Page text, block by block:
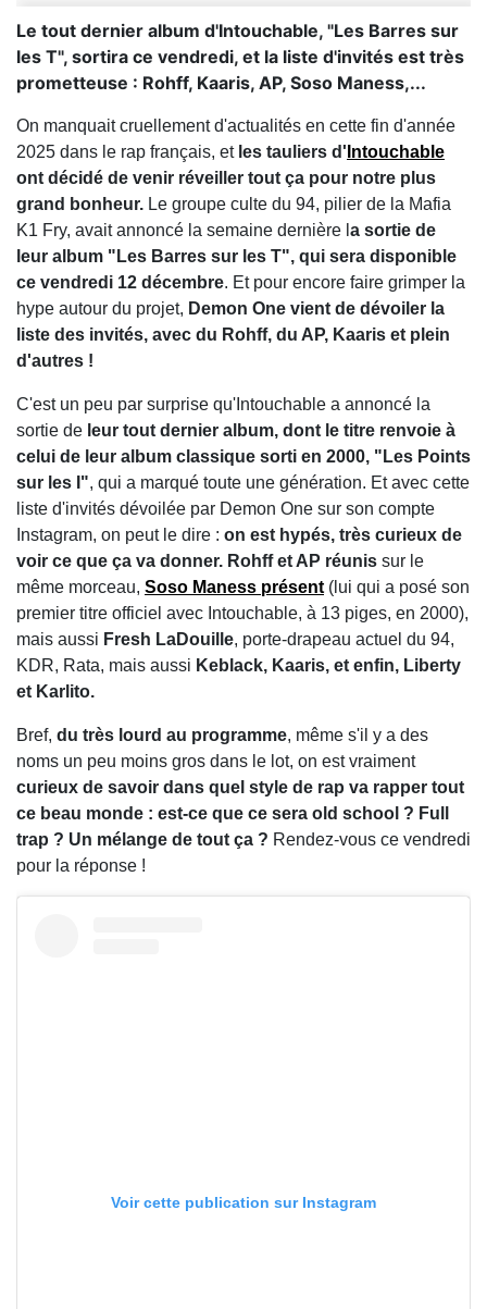
Le tout dernier album d'Intouchable, "Les Barres sur
les T", sortira ce vendredi, et la liste d'invités est très
prometteuse : Rohff, Kaaris, AP, Soso Maness,...
On manquait cruellement d'actualités en cette fin d'année
2025 dans le rap français, et les tauliers d' Intouchable
ont décidé de venir réveiller tout ça pour notre plus
grand bonheur. Le groupe culte du 94, pilier de la Mafia
K1 Fry, avait annoncé la semaine dernière l a sortie de
leur album "Les Barres sur les T", qui sera disponible
ce vendredi 12 décembre. Et pour encore faire grimper la
hype autour du projet, Demon One vient de dévoiler la
liste des invités, avec du Rohff, du AP, Kaaris et plein
d'autres !
C'est un peu par surprise qu'Intouchable a annoncé la
sortie de leur tout dernier album, dont le titre renvoie à
celui de leur album classique sorti en 2000, "Les Points
sur les I", qui a marqué toute une génération. Et avec cette
liste d'invités dévoilée par Demon One sur son compte
Instagram, on peut le dire : on est hypés, très curieux de
voir ce que ça va donner. Rohff et AP réunis sur le
même morceau, Soso Maness présent (lui qui a posé son
premier titre officiel avec Intouchable, à 13 piges, en 2000),
mais aussi Fresh LaDouille, porte-drapeau actuel du 94,
KDR, Rata, mais aussi Keblack, Kaaris, et enfin, Liberty
et Karlito.
Bref, du très lourd au programme, même s'il y a des
noms un peu moins gros dans le lot, on est vraiment
curieux de savoir dans quel style de rap va rapper tout
ce beau monde : est-ce que ce sera old school ? Full
trap ? Un mélange de tout ça ? Rendez-vous ce vendredi
pour la réponse !
Voir cette publication sur Instagram